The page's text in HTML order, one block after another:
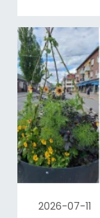
2026-07-11